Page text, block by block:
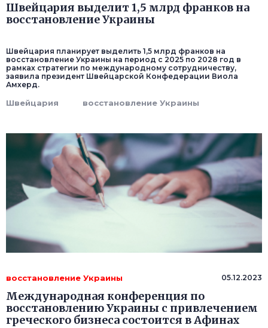
Швейцария выделит 1,5 млрд франков на
восстановление Украины
Швейцария планирует выделить 1,5 млрд франков на
восстановление Украины на период с 2025 по 2028 год в
рамках стратегии по международному сотрудничеству,
заявила президент Швейцарской Конфедерации Виола
Амхерд.
Швейцария восстановление Украины
восстановление Украины 05.12.2023
Международная конференция по
восстановлению Украины с привлечением
греческого бизнеса состоится в Афинах